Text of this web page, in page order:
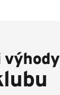
výhody